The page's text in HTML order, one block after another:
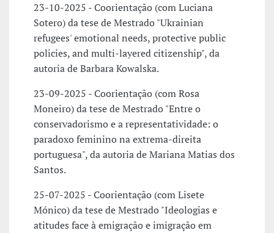
23-10-2025 - Coorientação (com Luciana
Sotero) da tese de Mestrado "Ukrainian
refugees' emotional needs, protective public
policies, and multi-layered citizenship", da
autoria de Barbara Kowalska.
23-09-2025 - Coorientação (com Rosa
Moneiro) da tese de Mestrado "Entre o
conservadorismo e a representatividade: o
paradoxo feminino na extrema-direita
portuguesa", da autoria de Mariana Matias dos
Santos.
25-07-2025 - Coorientação (com Lisete
Mónico) da tese de Mestrado "Ideologias e
atitudes face à emigração e imigração em